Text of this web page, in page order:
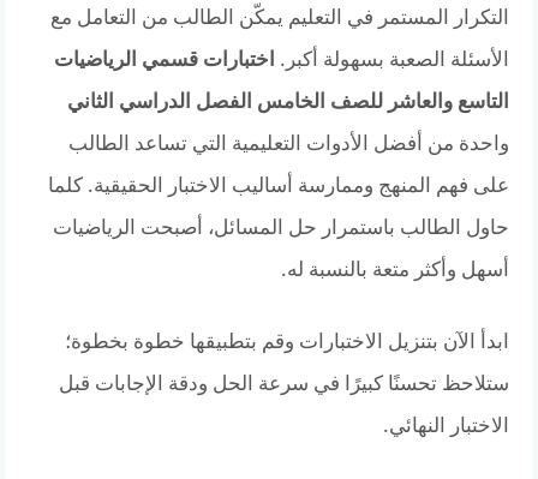
التكرار المستمر في التعليم يمكّن الطالب من التعامل مع
الأسئلة الصعبة بسهولة أكبر. اختبارات قسمي الرياضيات
التاسع والعاشر للصف الخامس الفصل الدراسي الثاني
واحدة من أفضل الأدوات التعليمية التي تساعد الطالب
على فهم المنهج وممارسة أساليب الاختبار الحقيقية. كلما
حاول الطالب باستمرار حل المسائل، أصبحت الرياضيات
أسهل وأكثر متعة بالنسبة له.
ابدأ الآن بتنزيل الاختبارات وقم بتطبيقها خطوة بخطوة؛
ستلاحظ تحسنًا كبيرًا في سرعة الحل ودقة الإجابات قبل
الاختبار النهائي.